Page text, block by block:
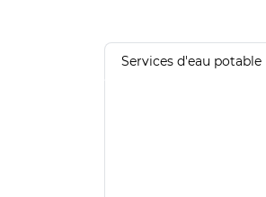
Services d'eau potable